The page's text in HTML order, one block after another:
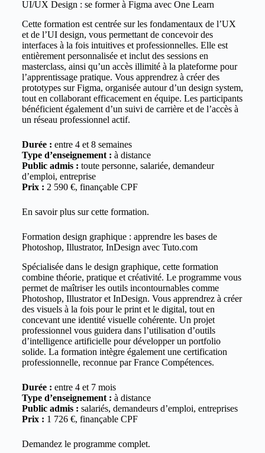
UI/UX Design : se former à Figma avec One Learn
Cette formation est centrée sur les fondamentaux de l’UX
et de l’UI design, vous permettant de concevoir des
interfaces à la fois intuitives et professionnelles. Elle est
entièrement personnalisée et inclut des sessions en
masterclass, ainsi qu’un accès illimité à la plateforme pour
l’apprentissage pratique. Vous apprendrez à créer des
prototypes sur Figma, organisée autour d’un design system,
tout en collaborant efficacement en équipe. Les participants
bénéficient également d’un suivi de carrière et de l’accès à
un réseau professionnel actif.
Durée : entre 4 et 8 semaines
Type d’enseignement : à distance
Public admis : toute personne, salariée, demandeur
d’emploi, entreprise
Prix : 2 590 €, finançable CPF
En savoir plus sur cette formation.
Formation design graphique : apprendre les bases de
Photoshop, Illustrator, InDesign avec Tuto.com
Spécialisée dans le design graphique, cette formation
combine théorie, pratique et créativité. Le programme vous
permet de maîtriser les outils incontournables comme
Photoshop, Illustrator et InDesign. Vous apprendrez à créer
des visuels à la fois pour le print et le digital, tout en
concevant une identité visuelle cohérente. Un projet
professionnel vous guidera dans l’utilisation d’outils
d’intelligence artificielle pour développer un portfolio
solide. La formation intègre également une certification
professionnelle, reconnue par France Compétences.
Durée : entre 4 et 7 mois
Type d’enseignement : à distance
Public admis : salariés, demandeurs d’emploi, entreprises
Prix : 1 726 €, finançable CPF
Demandez le programme complet.